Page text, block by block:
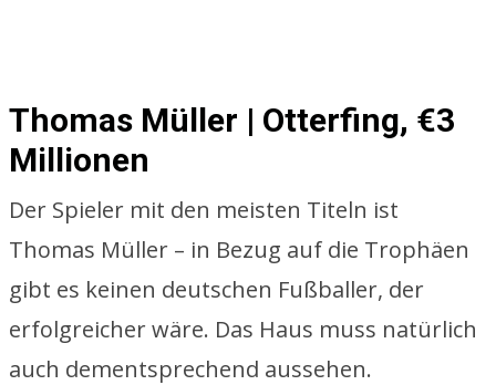
Thomas Müller | Otterfing, €3
Millionen
Der Spieler mit den meisten Titeln ist
Thomas Müller – in Bezug auf die Trophäen
gibt es keinen deutschen Fußballer, der
erfolgreicher wäre. Das Haus muss natürlich
auch dementsprechend aussehen.